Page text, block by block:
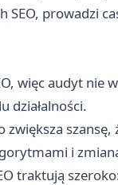
SEO, prowadzi
więc audyt nie
działalności.
zwiększa
i
traktują